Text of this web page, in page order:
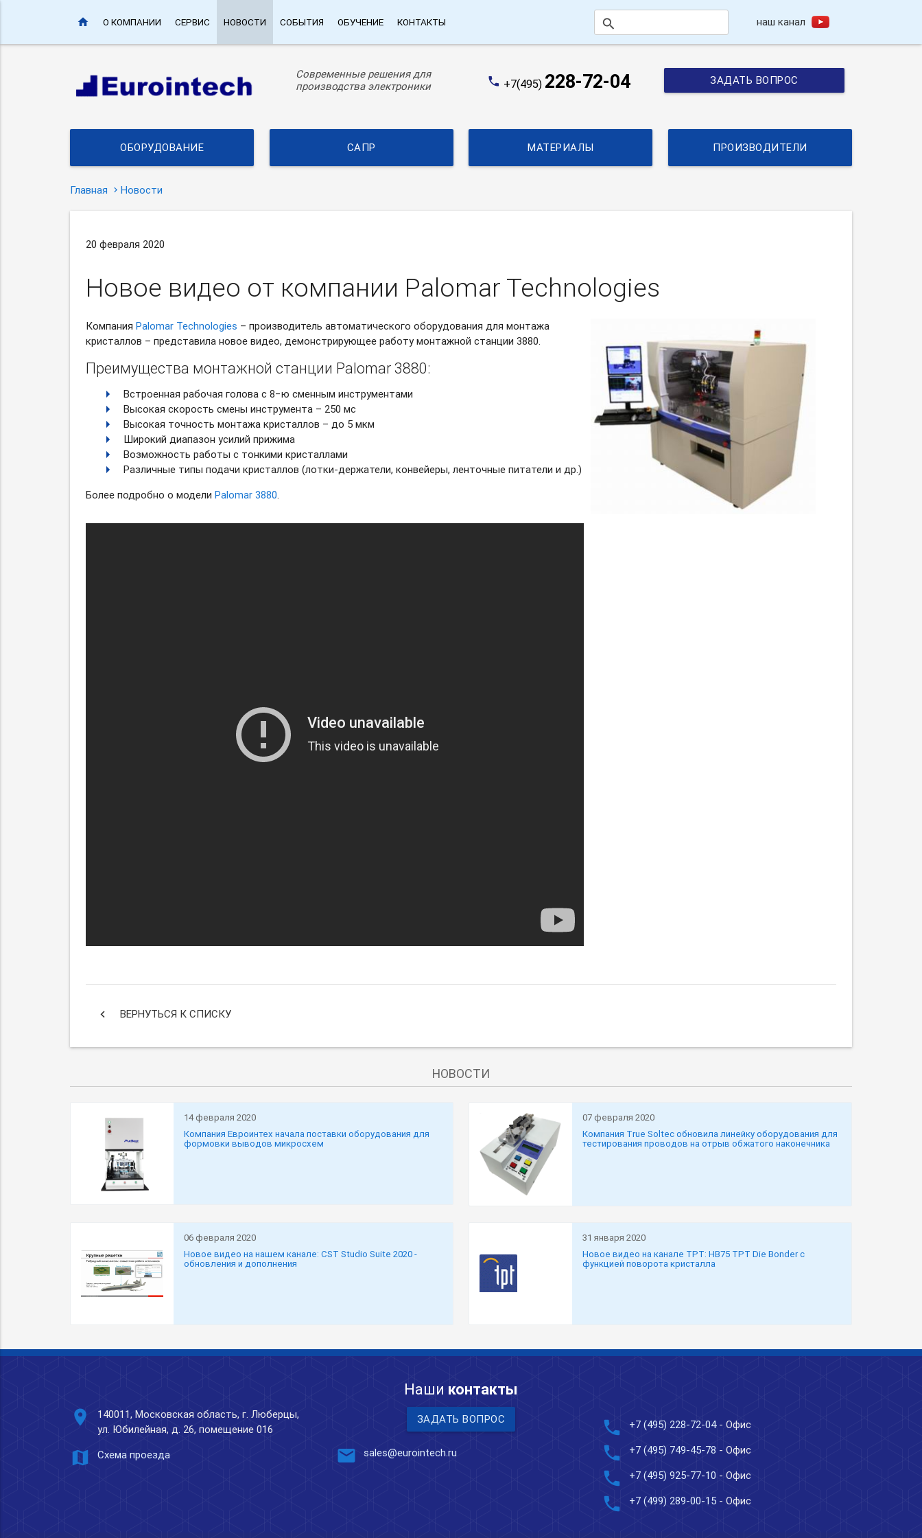
home О КОМПАНИИ СЕРВИС НОВОСТИ СОБЫТИЯ ОБУЧЕНИЕ КОНТАКТЫ search наш канал
Современные решения для
производства электроники
phone +7(495) 228-72-04 ЗАДАТЬ ВОПРОС
ОБОРУДОВАНИЕ САПР МАТЕРИАЛЫ ПРОИЗВОДИТЕЛИ
Главная Новости
20 февраля 2020
Новое видео от компании Palomar Technologies
Компания Palomar Technologies – производитель автоматического оборудования для монтажа
кристаллов – представила новое видео, демонстрирующее работу монтажной станции 3880.
Преимущества монтажной станции Palomar 3880:
Встроенная рабочая голова с 8−ю сменным инструментами
Высокая скорость смены инструмента – 250 мс
Высокая точность монтажа кристаллов – до 5 мкм
Широкий диапазон усилий прижима
Возможность работы с тонкими кристаллами
Различные типы подачи кристаллов (лотки-держатели, конвейеры, ленточные питатели и др.)
Более подробно о модели Palomar 3880.
keyboard_arrow_left ВЕРНУТЬСЯ К СПИСКУ
НОВОСТИ
14 февраля 2020
Компания Евроинтех начала поставки оборудования для
формовки выводов микросхем
07 февраля 2020
Компания True Soltec обновила линейку оборудования для
тестирования проводов на отрыв обжатого наконечника
06 февраля 2020
Новое видео на нашем канале: CST Studio Suite 2020 -
обновления и дополнения
31 января 2020
Новое видео на канале TPT: HB75 TPT Die Bonder с
функцией поворота кристалла
Наши контакты
place
140011, Московская область, г. Люберцы,
ул. Юбилейная, д. 26, помещение 016
map Схема проезда
ЗАДАТЬ ВОПРОС
mail sales@eurointech.ru
phone +7 (495) 228-72-04- Офис
phone +7 (495) 749-45-78 - Офис
phone +7 (495) 925-77-10 - Офис
phone +7 (499) 289-00-15 - Офис